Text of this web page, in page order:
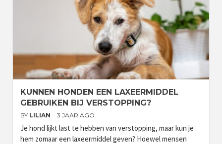
KUNNEN HONDEN EEN LAXEERMIDDEL
GEBRUIKEN BIJ VERSTOPPING?
BY LILIAN 3 JAAR AGO
Je hond lijkt last te hebben van verstopping, maar kun je
hem zomaar een laxeermiddel geven? Hoewel mensen